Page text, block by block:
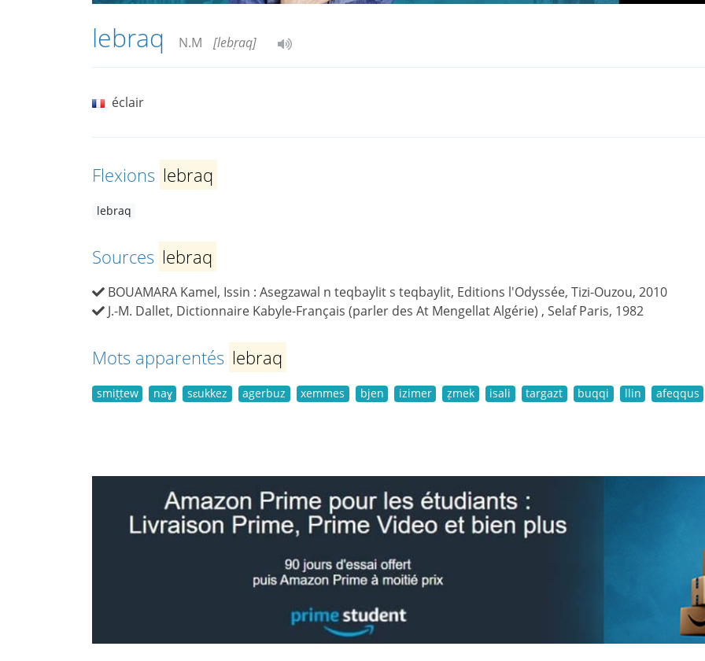
lebraq N.M [lebṛaq]
éclair
Flexions lebraq
lebraq
Sources lebraq
BOUAMARA Kamel, Issin : Asegzawal n teqbaylit s teqbaylit, Editions l'Odyssée, Tizi-Ouzou, 2010
J.-M. Dallet, Dictionnaire Kabyle-Français (parler des At Mengellat Algérie) , Selaf Paris, 1982
Mots apparentés lebraq
smiṭṭew naɣ sɛukkez agerbuz xemmes bjen izimer ẓmek isali targazt buqqi llin afeqqus